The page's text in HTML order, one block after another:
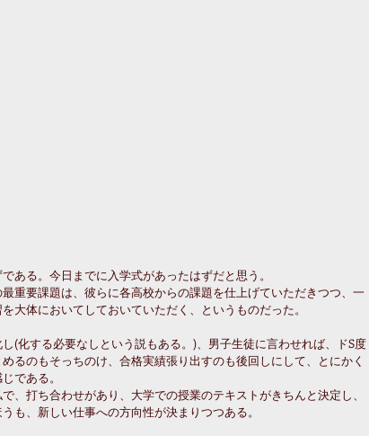
ある。今日までに入学式があったはずだと思う。
重要課題は、彼らに各高校からの課題を仕上げていただきつつ、一
大体においてしておいていただく、というものだった。
(化する必要なしという説もある。)、男子生徒に言わせれば、ドS度
るのもそっちのけ、合格実績張り出すのも後回しにして、とにかく
である。
、打ち合わせがあり、大学での授業のテキストがきちんと決定し、
も、新しい仕事への方向性が決まりつつある。